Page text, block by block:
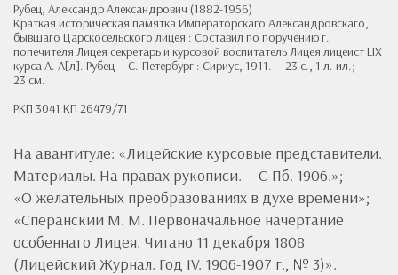
Рубец, Александр Александрович (1882-1956)
Краткая историческая памятка Императорскаго Александровскаго,
бывшаго Царскосельского лицея : Составил по поручению г.
попечителя Лицея секретарь и курсовой воспитатель Лицея лицеист LIX
курса А. А[л]. Рубец — С.-Петербург : Сириус, 1911. — 23 с., 1 л. ил.;
23 см.
РКП 3041 КП 26479/71
На авантитуле: «Лицейские курсовые представители.
Материалы. На правах рукописи. — С-Пб. 1906.»;
«О желательных преобразованиях в духе времени»;
«Сперанский М. М. Первоначальное начертание
особеннаго Лицея. Читано 11 декабря 1808
(Лицейский Журнал. Год IV. 1906-1907 г., № 3)».